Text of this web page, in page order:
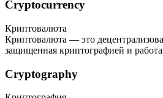
Cryptocurrency
Криптовалюта
Криптовалюта — это
защищенная криптографией и
Cryptography